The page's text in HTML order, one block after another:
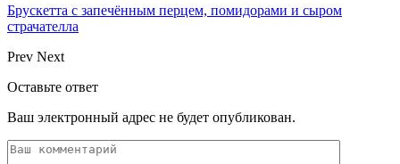
Брускетта с запечённым перцем, помидорами и сыром
страчателла
Prev Next
Оставьте ответ
Ваш электронный адрес не будет опубликован.